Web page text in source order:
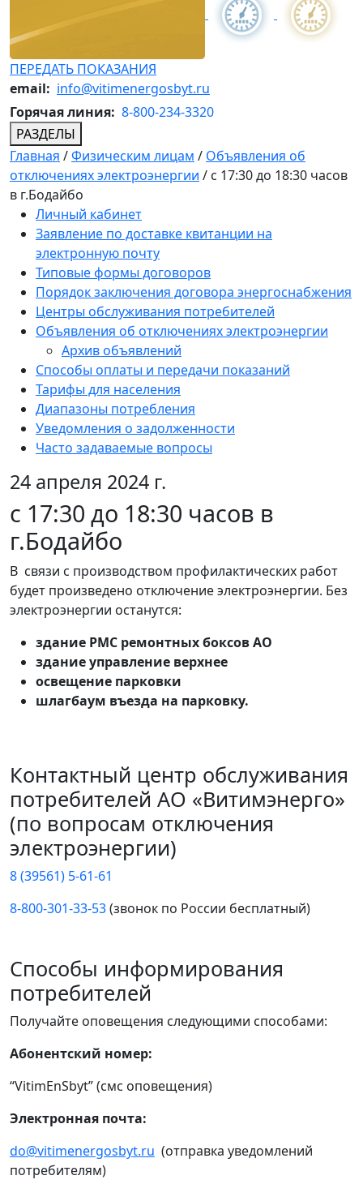
ПЕРЕДАТЬ ПОКАЗАНИЯ
email: info@vitimenergosbyt.ru
Горячая линия: 8-800-234-3320
РАЗДЕЛЫ
Главная /Физическим лицам / Объявления об
отключениях электроэнергии / с 17:30 до 18:30 часов
в г.Бодайбо
Личный кабинет
Заявление по доставке квитанции на
электронную почту
Типовые формы договоров
Порядок заключения договора энергоснабжения
Центры обслуживания потребителей
Объявления об отключениях электроэнергии
Архив объявлений
Способы оплаты и передачи показаний
Тарифы для населения
Диапазоны потребления
Уведомления о задолженности
Часто задаваемые вопросы
24 апреля 2024 г.
с 17:30 до 18:30 часов в
г.Бодайбо
В связи с производством профилактических работ
будет произведено отключение электроэнергии. Без
электроэнергии останутся:
здание РМС ремонтных боксов АО
здание управление верхнее
освещение парковки
шлагбаум въезда на парковку.
Контактный центр обслуживания
потребителей АО «Витимэнерго»
(по вопросам отключения
электроэнергии)
8 (39561) 5-61-61
8-800-301-33-53(звонок по России бесплатный)
Способы информирования
потребителей
Получайте оповещения следующими способами:
Абонентский номер:
“VitimEnSbyt” (смс оповещения)
Электронная почта:
do@vitimenergosbyt.ru (отправка уведомлений
потребителям)